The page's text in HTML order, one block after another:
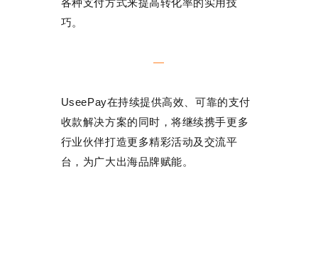
巧。
—
UseePay在持续提供高效、可靠的支付
收款解决方案的同时，将继续携手更多
行业伙伴打造更多精彩活动及交流平
台，为广大出海品牌赋能。